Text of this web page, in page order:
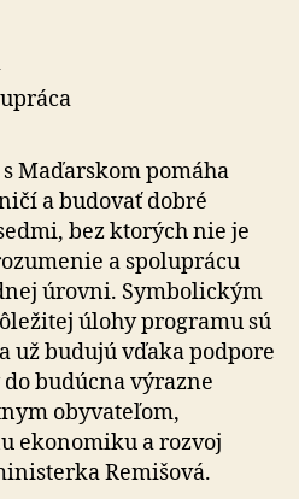
Maďarskom pomáha
a budovať dobré
bez ktorých nie je
a spoluprácu
úrovni. Symbolickým
úlohy programu sú
už budujú vďaka podpore
budúcna výrazne
obyvateľom,
ekonomiku a rozvoj
Remišová.